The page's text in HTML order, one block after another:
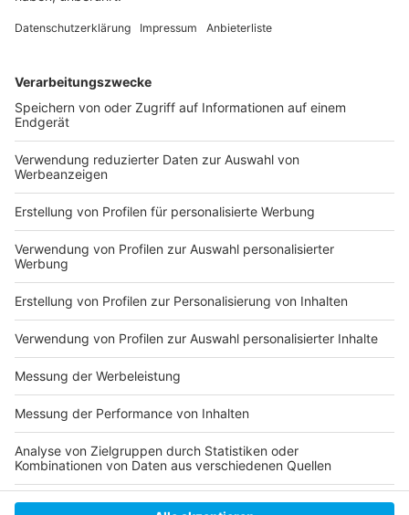
Knotenpunkte: Radleitsystem in Düsseldorf ist
ADFC zeigt Probleme im Radverkehr auf
Anzeige
Folge uns für mehr News & Updates:
Anzeige
Instagram|Facebook|WhatsApp-Kanal
Anzeige
Anzeige